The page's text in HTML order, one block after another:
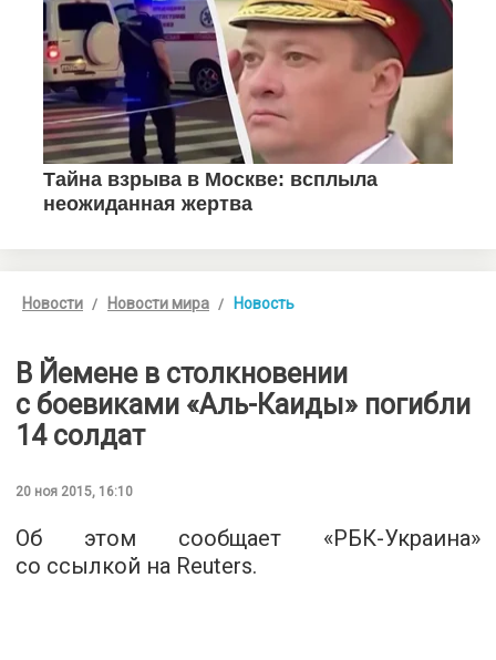
Новости Новости мира Новость
В Йемене в столкновении
с боевиками «Аль-Каиды» погибли
14 солдат
20 ноя 2015, 16:10
Об этом сообщает «РБК-Украина»
со ссылкой на Reuters.